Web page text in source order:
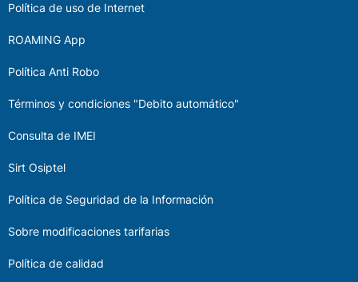
Política de uso de Internet
ROAMING App
Política Anti Robo
Términos y condiciones "Debito automático"
Consulta de IMEI
Sirt Osiptel
Política de Seguridad de la Información
Sobre modificaciones tarifarias
Política de calidad